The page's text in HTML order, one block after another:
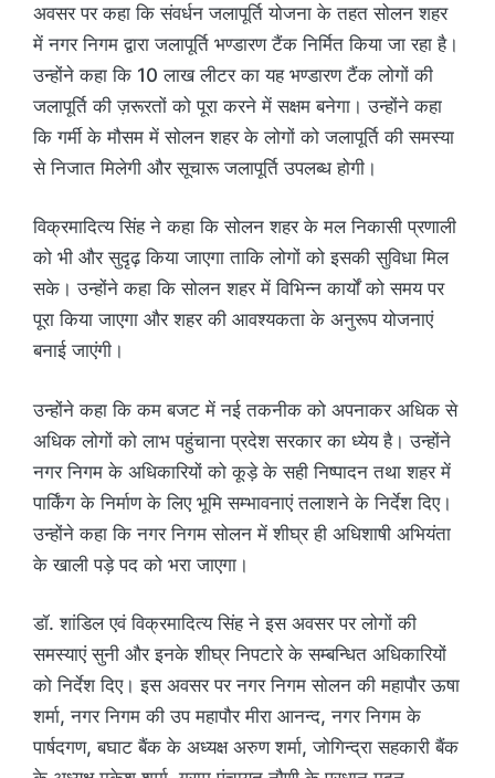
अवसर पर कहा कि संवर्धन जलापूर्ति योजना के तहत सोलन शहर
में नगर निगम द्वारा जलापूर्ति भण्डारण टैंक निर्मित किया जा रहा है।
उन्होंने कहा कि 10 लाख लीटर का यह भण्डारण टैंक लोगों की
जलापूर्ति की ज़रूरतों को पूरा करने में सक्षम बनेगा। उन्होंने कहा
कि गर्मी के मौसम में सोलन शहर के लोगों को जलापूर्ति की समस्या
से निजात मिलेगी और सूचारू जलापूर्ति उपलब्ध होगी।
विक्रमादित्य सिंह ने कहा कि सोलन शहर के मल निकासी प्रणाली
को भी और सुदृढ़ किया जाएगा ताकि लोगों को इसकी सुविधा मिल
सके। उन्होंने कहा कि सोलन शहर में विभिन्न कार्यों को समय पर
पूरा किया जाएगा और शहर की आवश्यकता के अनुरूप योजनाएं
बनाई जाएंगी।
उन्होंने कहा कि कम बजट में नई तकनीक को अपनाकर अधिक से
अधिक लोगों को लाभ पहुंचाना प्रदेश सरकार का ध्येय है। उन्होंने
नगर निगम के अधिकारियों को कूड़े के सही निष्पादन तथा शहर में
पार्किंग के निर्माण के लिए भूमि सम्भावनाएं तलाशने के निर्देश दिए।
उन्होंने कहा कि नगर निगम सोलन में शीघ्र ही अधिशाषी अभियंता
के खाली पड़े पद को भरा जाएगा।
डॉ. शांडिल एवं विक्रमादित्य सिंह ने इस अवसर पर लोगों की
समस्याएं सुनी और इनके शीघ्र निपटारे के सम्बन्धित अधिकारियों
को निर्देश दिए। इस अवसर पर नगर निगम सोलन की महापौर ऊषा
शर्मा, नगर निगम की उप महापौर मीरा आनन्द, नगर निगम के
पार्षदगण, बघाट बैंक के अध्यक्ष अरुण शर्मा, जोगिन्द्रा सहकारी बैंक